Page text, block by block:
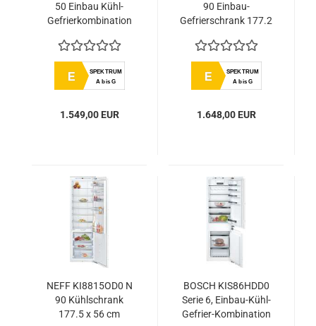
50 Einbau Kühl-
Gefrierkombination
193.5 x 70.8 cm
Flachscharnier
E
SPEKTRUM
A bis G
1.549,00 EUR
90 Einbau-
Gefrierschrank 177.2
Flachscharnier mit
Softeinzug
E
SPEKTRUM
A bis G
1.648,00 EUR
NEFF KI8815OD0 N
90 Kühlschrank
177.5 x 56 cm
BOSCH KIS86HDD0
Serie 6, Einbau-Kühl-
Gefrier-Kombination